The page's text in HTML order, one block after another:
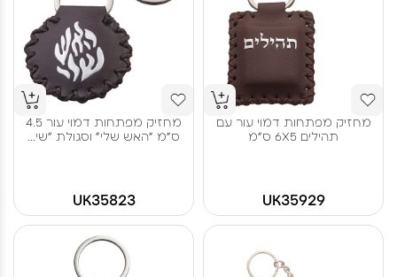
מחזיק מפתחות דמוי עור עם
תהילים 6X5 ס"מ
UK35929
מחזיק מפתחות דמוי עור 4.5
ס"מ "האש שלי" וסגולת "שי...
UK35823